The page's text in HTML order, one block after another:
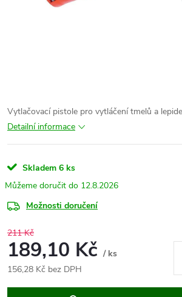
Vytlačovací pistole pro vytláčení tmelů a
Detailní informace
Skladem 6 ks
12.8.2026
Možnosti doručení
211 Kč
189,10 Kč / ks
156,28 Kč bez DPH